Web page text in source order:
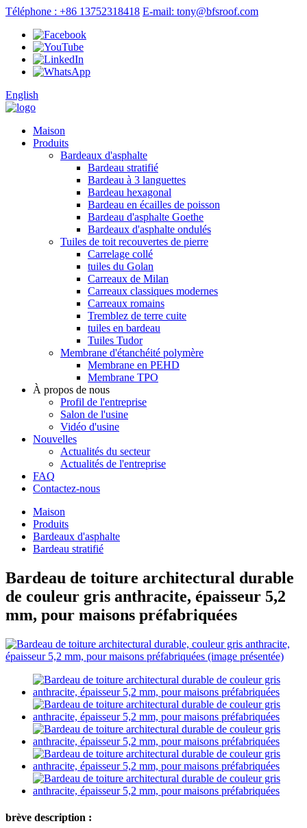
Téléphone : +86 13752318418 E-mail: tony@bfsroof.com
English
Maison
Produits
Bardeaux d'asphalte
Bardeau stratifié
Bardeau à 3 languettes
Bardeau hexagonal
Bardeau en écailles de poisson
Bardeau d'asphalte Goethe
Bardeaux d'asphalte ondulés
Tuiles de toit recouvertes de pierre
Carrelage collé
tuiles du Golan
Carreaux de Milan
Carreaux classiques modernes
Carreaux romains
Tremblez de terre cuite
tuiles en bardeau
Tuiles Tudor
Membrane d'étanchéité polymère
Membrane en PEHD
Membrane TPO
À propos de nous
Profil de l'entreprise
Salon de l'usine
Vidéo d'usine
Nouvelles
Actualités du secteur
Actualités de l'entreprise
FAQ
Contactez-nous
Maison
Produits
Bardeaux d'asphalte
Bardeau stratifié
Bardeau de toiture architectural durable
de couleur gris anthracite, épaisseur 5,2
mm, pour maisons préfabriquées
brève description :